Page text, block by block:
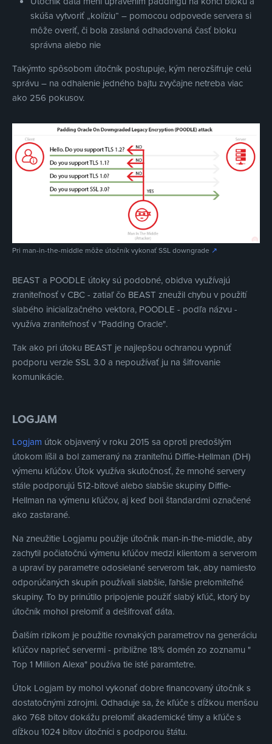
skúša vytvoriť „kolíziu“ – pomocou odpovede servera si
môže overiť, či bola zaslaná odhadovaná časť bloku
správna alebo nie
Takýmto spôsobom útočník postupuje, kým nerozšifruje celú
správu – na odhalenie jedného bajtu zvyčajne netreba viac
ako 256 pokusov.
Pri man-in-the-middle môže útočník vykonať SSL downgrade ↗
BEAST a POODLE útoky sú podobné, obidva využívajú
zraniteľnosť v CBC - zatiaľ čo BEAST zneužil chybu v použití
slabého inicializačného vektora, POODLE - podľa názvu -
využíva zraniteľnosť v "Padding Oracle".
Tak ako pri útoku BEAST je najlepšou ochranou vypnúť
podporu verzie SSL 3.0 a nepoužívať ju na šifrovanie
komunikácie.
LOGJAM
Logjam útok objavený v roku 2015 sa oproti predošlým
útokom líšil a bol zameraný na zraniteľnú Diffie-Hellman (DH)
výmenu kľúčov. Útok využíva skutočnosť, že mnohé servery
stále podporujú 512-bitové alebo slabšie skupiny Diffie-
Hellman na výmenu kľúčov, aj keď boli štandardmi označené
ako zastarané.
Na zneužitie Logjamu použije útočník man-in-the-middle, aby
zachytil počiatočnú výmenu kľúčov medzi klientom a serverom
a upraví by parametre odosielané serverom tak, aby namiesto
odporúčaných skupín používali slabšie, ľahšie prelomiteľné
skupiny. To by prinútilo pripojenie použiť slabý kľúč, ktorý by
útočník mohol prelomiť a dešifrovať dáta.
Ďalším rizikom je použitie rovnakých parametrov na generáciu
kľúčov naprieč servermi - približne 18% domén zo zoznamu "
Top 1 Million Alexa" používa tie isté paramtetre.
Útok Logjam by mohol vykonať dobre financovaný útočník s
dostatočnými zdrojmi. Odhaduje sa, že kľúče s dĺžkou menšou
ako 768 bitov dokážu prelomiť akademické tímy a kľúče s
dĺžkou 1024 bitov útočníci s podporou štátu.